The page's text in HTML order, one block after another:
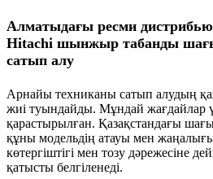
Алматыдағы ресми
Hitachi шынжыр табанды
сатып алу
Арнайы техниканы сатып алудың
жиі туындайды. Мұндай жағдайлар
қарастырылған. Қазақстандағы
құны модельдің атауы мен
көтергіштігі мен тозу дәрежесіне
қатысты белгіленеді.